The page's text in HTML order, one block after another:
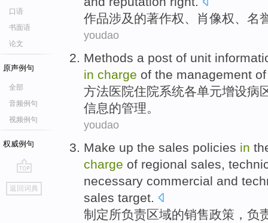
口语
书面语
论文
原声例句
全部
音频例句
视频例句
权威例句
go
top
返回词典
作品涉及 的著作权、肖像权、名
youdao
Methods a post of unit
in charge of the management
方法医院住院系统各单元增设病
信息的管理。
youdao
Make up the sales policies in
charge of regional sales
necessary commercial and
sales target
制定所负责区域的销售政策 ， 负